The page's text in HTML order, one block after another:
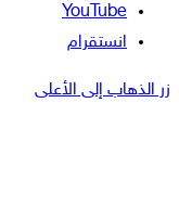
‫YouTube
انستقرام
زر الذهاب إلى الأعلى